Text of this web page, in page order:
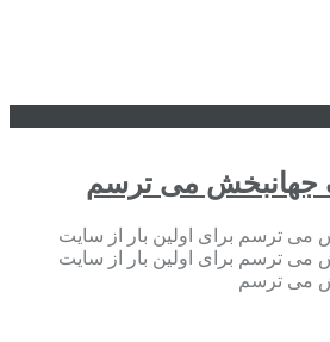
جهانبخش می ترسم
می ترسم برای اولین بار از سایت
می ترسم برای اولین بار از سایت
می ترسم